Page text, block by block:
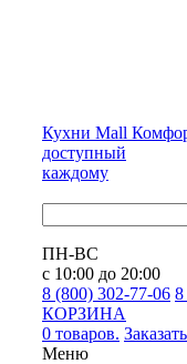
Кухни Mall
доступный
каждому
ПН-ВС
с 10:00 до 20:00
8 (800) 302-77-06 8
КОРЗИНА
0 товаров.
Меню